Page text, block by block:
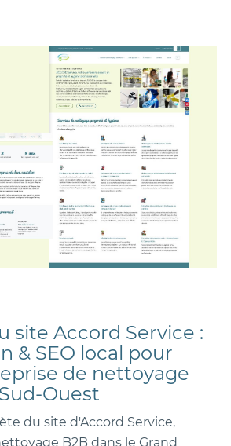
site Accord Service :
& SEO local pour
de nettoyage
Ouest
du site d'Accord Service,
B2B dans le Grand